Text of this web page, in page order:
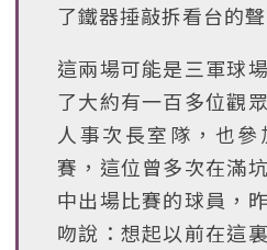
了鐵器捶敲拆看台的聲
這兩場可能是三軍球
了大約有一百多位觀
人事次長室隊，也
賽，這位曾多次在滿
中出場比賽的球員，
吻說：想起以前在這